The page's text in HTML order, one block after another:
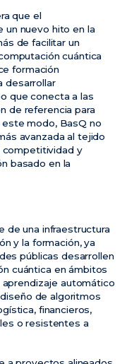
que el
nuevo hito en la
de facilitar un
cuántica
formación
desarrollar
que conecta a las
de referencia para
modo, BasQ no
avanzada al tejido
competitividad y
basado en la
de una infraestructura
y la formación, ya
públicas desarrollen
cuántica en ámbitos
aprendizaje automático
de algoritmos
financieros,
o resistentes a